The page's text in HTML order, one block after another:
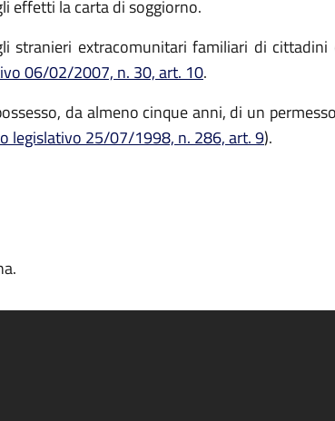
effetti la carta di soggiorno.
stranieri extracomunitari familiari di cittadini
06/02/2007, n. 30, art. 10.
da almeno cinque anni, di un
legislativo 25/07/1998, n. 286, art. 9).